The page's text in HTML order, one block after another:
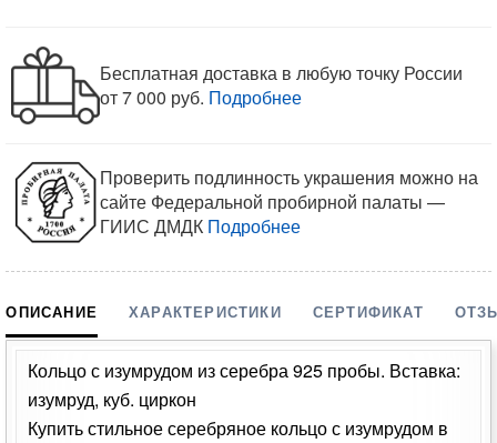
Бесплатная доставка в любую точку России
от 7 000 руб. Подробнее
Проверить подлинность украшения можно на
сайте Федеральной пробирной палаты —
ГИИС ДМДК Подробнее
ОПИСАНИЕ ХАРАКТЕРИСТИКИ СЕРТИФИКАТ
Кольцо с изумрудом из серебра 925 пробы. Вставка:
изумруд, куб. циркон
Купить стильное серебряное кольцо с изумрудом в